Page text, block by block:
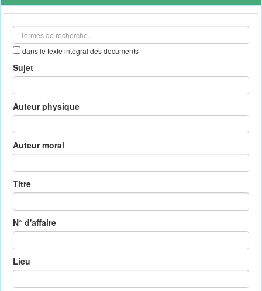
outils
dans le texte intégral des documents
Sujet
Auteur physique
Auteur moral
Titre
N° d'affaire
Lieu